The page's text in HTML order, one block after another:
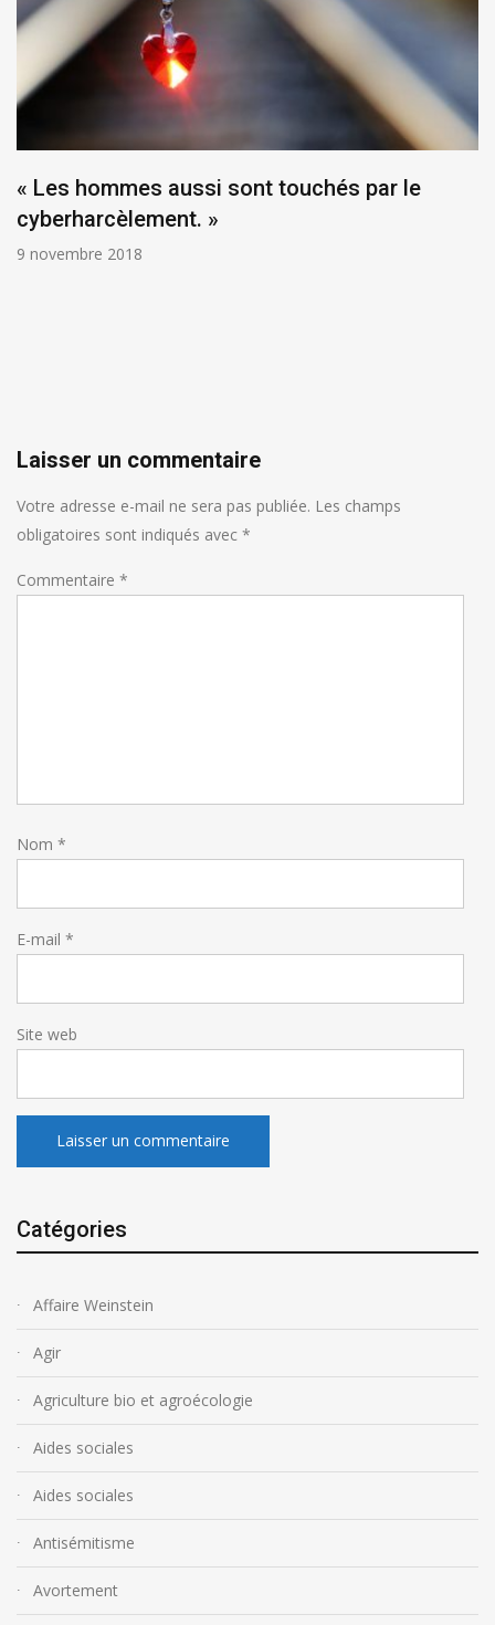
« Les hommes aussi sont touchés par le
cyberharcèlement. »
9 novembre 2018
Laisser un commentaire
Votre adresse e-mail ne sera pas publiée. Les champs
obligatoires sont indiqués avec *
Commentaire *
Nom *
E-mail *
Site web
Catégories
Affaire Weinstein
Agir
Agriculture bio et agroécologie
Aides sociales
Aides sociales
Antisémitisme
Avortement